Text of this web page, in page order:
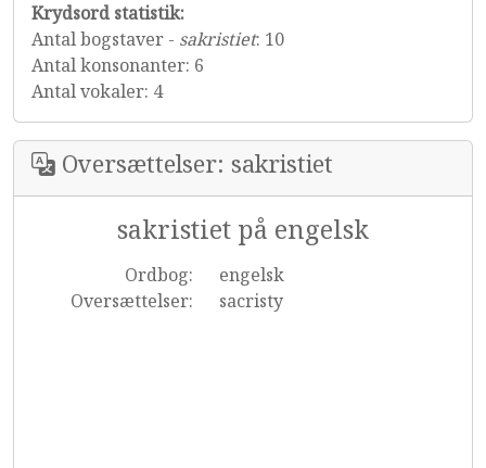
Krydsord statistik:
Antal bogstaver - sakristiet: 10
Antal konsonanter: 6
Antal vokaler: 4
Oversættelser: sakristiet
sakristiet på engelsk
Ordbog:
engelsk
Oversættelser:
sacristy